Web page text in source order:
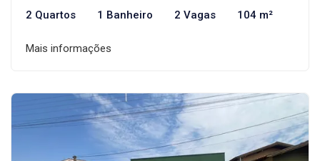
2 Quartos 1 Banheiro 2 Vagas 104 m²
Mais informações